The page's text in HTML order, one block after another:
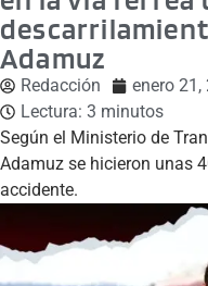
Adamuz
Redacción enero 21,
Lectura: 3 minutos
Según el Ministerio de
Adamuz se hicieron unas
accidente.